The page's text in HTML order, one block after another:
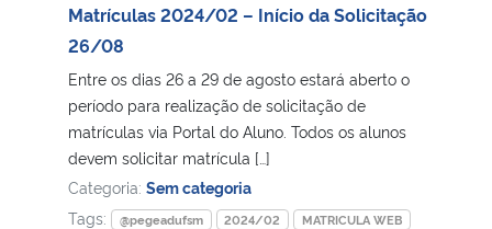
Matrículas 2024/02 – Início da Solicitação
26/08
Entre os dias 26 a 29 de agosto estará aberto o
período para realização de solicitação de
matrículas via Portal do Aluno. Todos os alunos
devem solicitar matrícula […]
Categoria: Sem categoria
Tags:
@pegeadufsm 2024/02
MATRICULA WEB